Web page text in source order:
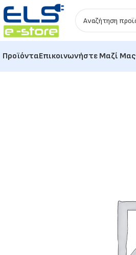
ΠροϊόνταΕπικοινωνήστε Μαζί Μας